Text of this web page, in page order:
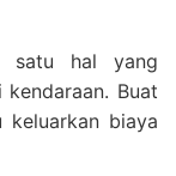
satu hal yang
Buat
biaya